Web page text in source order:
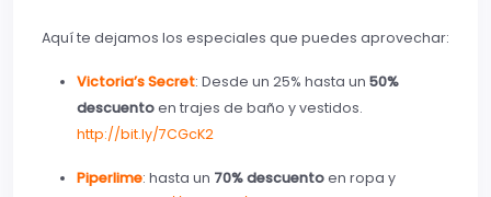
Aquí te dejamos los especiales que puedes aprovechar:
Victoria’s Secret: Desde un 25% hasta un 50%
descuentoen trajes de baño y vestidos.
http://bit.ly/7CGcK2
Piperlime: hasta un 70% descuentoen ropa y